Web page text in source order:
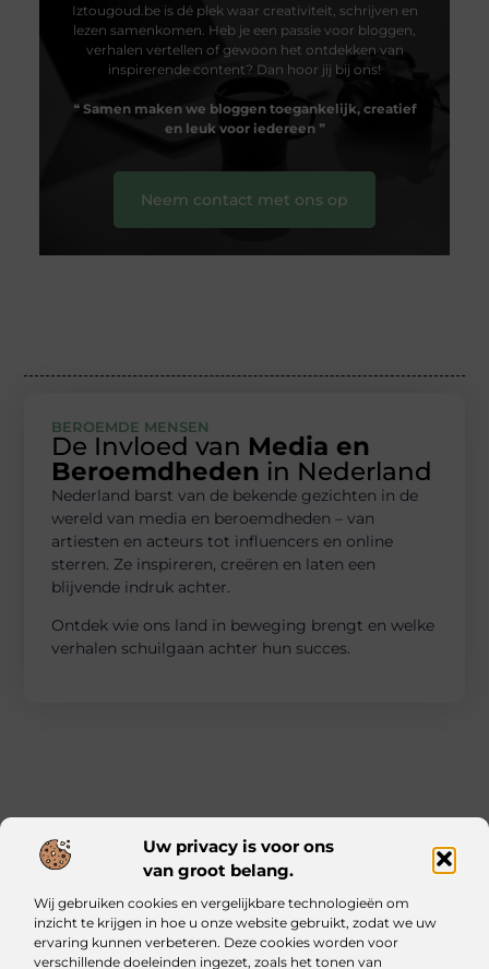
Uw privacy is voor ons
van groot belang.
Wij gebruiken cookies en vergelijkbare technologieën om
inzicht te krijgen in hoe u onze website gebruikt, zodat we uw
ervaring kunnen verbeteren. Deze cookies worden voor
verschillende doeleinden ingezet, zoals het tonen van
Iztougoud.be is dé plek waar creativiteit, schrijven en
lezen samenkomen. Heb je een passie voor bloggen,
verhalen vertellen of gewoon het ontdekken van
inspirerende content? Dan hoor jij bij ons!
❝ Samen maken we bloggen toegankelijk, creatief
en leuk voor iedereen❞
Neem contact met ons op
BEROEMDE MENSEN
De Invloed van Media en
Beroemdheden in Nederland
Nederland barst van de bekende gezichten in de
wereld van media en beroemdheden – van
artiesten en acteurs tot influencers en online
sterren. Ze inspireren, creëren en laten een
blijvende indruk achter.
Ontdek wie ons land in beweging brengt en welke
verhalen schuilgaan achter hun succes.
Main Links